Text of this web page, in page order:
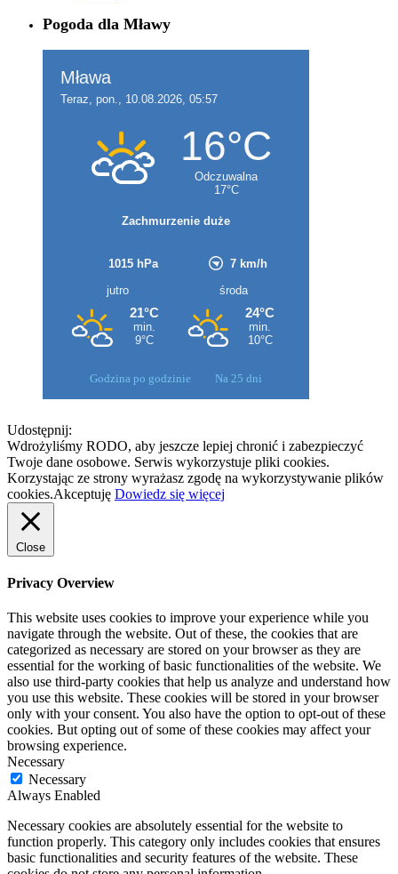
Pogoda dla Mławy
Godzina po godzinie Na 25 dni
Udostępnij:
Wdrożyliśmy RODO, aby jeszcze lepiej chronić i zabezpieczyć
Twoje dane osobowe. Serwis wykorzystuje pliki cookies.
Korzystając ze strony wyrażasz zgodę na wykorzystywanie plików
cookies.Akceptuję Dowiedz się więcej
Close
Privacy Overview
This website uses cookies to improve your experience while you
navigate through the website. Out of these, the cookies that are
categorized as necessary are stored on your browser as they are
essential for the working of basic functionalities of the website. We
also use third-party cookies that help us analyze and understand how
you use this website. These cookies will be stored in your browser
only with your consent. You also have the option to opt-out of these
cookies. But opting out of some of these cookies may affect your
browsing experience.
Necessary
Necessary
Always Enabled
Necessary cookies are absolutely essential for the website to
function properly. This category only includes cookies that ensures
basic functionalities and security features of the website. These